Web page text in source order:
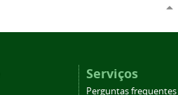
Serviços
Perguntas frequentes